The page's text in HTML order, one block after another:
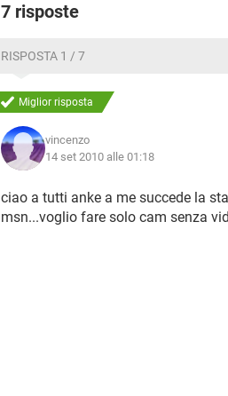
7 risposte
RISPOSTA 1 / 7
Miglior risposta
vincenzo
14 set 2010 alle 01:18
ciao a tutti anke a me succede la
msn...voglio fare solo cam senza